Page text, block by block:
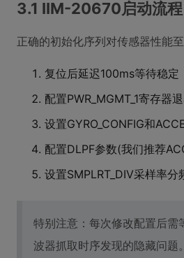
3.1 IIM-20670启动流程
正确的初始化序列对传感器性能至
复位后延迟100ms等待稳定
配置PWR_MGMT_1寄存器
设置GYRO_CONFIG和
配置DLPF参数(我们推荐
设置SMPLRT_DIV采样率分
特别注意：每次修改配置后
波器抓取时序发现的隐藏问题。